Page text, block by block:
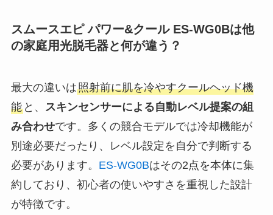
スムースエピ パワー&クール ES-WG0Bは他
の家庭用光脱毛器と何が違う？
最大の違いは照射前に肌を冷やすクールヘッド機
能と、 スキンセンサーによる自動レベル提案の組
み合わせです。多くの競合モデルでは冷却機能が
別途必要だったり、レベル設定を自分で判断する
必要があります。 ES-WG0Bはその2点を本体に集
約しており、初心者の使いやすさを重視した設計
が特徴です。